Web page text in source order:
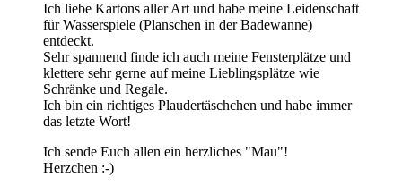
Ich liebe Kartons aller Art und habe meine Leidenschaft
für Wasserspiele (Planschen in der Badewanne)
entdeckt.
Sehr spannend finde ich auch meine Fensterplätze und
klettere sehr gerne auf meine Lieblingsplätze wie
Schränke und Regale.
Ich bin ein richtiges Plaudertäschchen und habe immer
das letzte Wort!
Ich sende Euch allen ein herzliches "Mau"!
Herzchen :-)